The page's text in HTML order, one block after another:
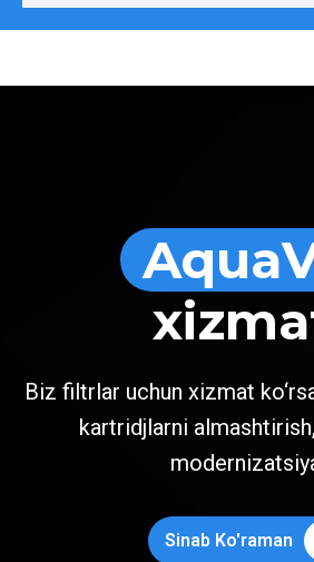
Biz filtrlar uchun xizmat
kartridjlarni
Sinab Ko'raman